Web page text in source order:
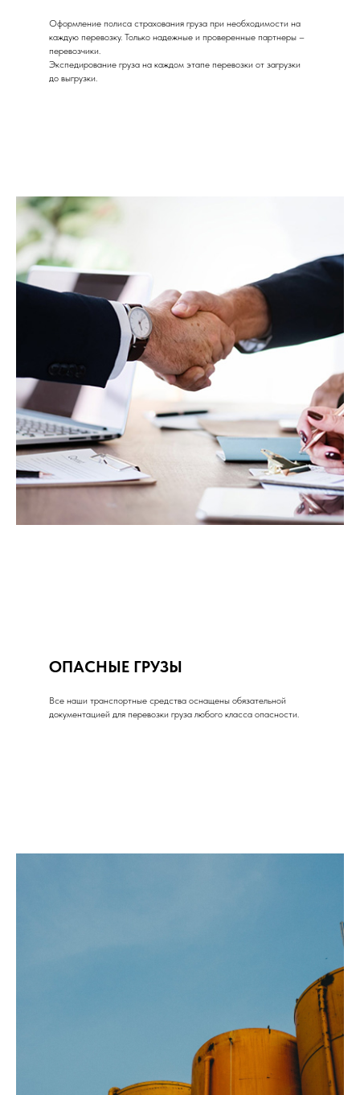
Оформление полиса страхования груза при необходимости на
каждую перевозку. Только надежные и проверенные партнеры –
перевозчики.
Экспедирование груза на каждом этапе перевозки от загрузки
до выгрузки.
ОПАСНЫЕ ГРУЗЫ
Все наши транспортные средства оснащены обязательной
документацией для перевозки груза любого класса опасности.